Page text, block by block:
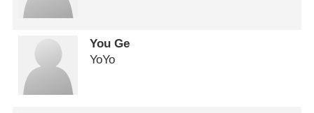
You Ge
YoYo